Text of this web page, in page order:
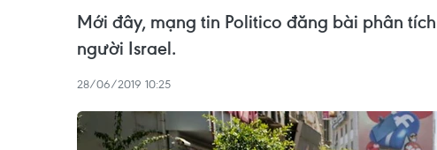
Mới đây, mạng tin Politico đăng bài phân
người Israel.
28/06/2019 10:25